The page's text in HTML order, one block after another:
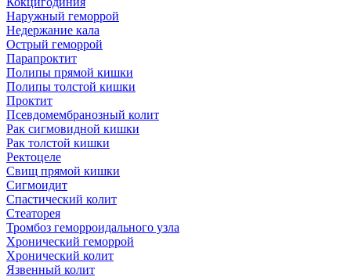
Наружный геморрой
Недержание кала
Острый геморрой
Парапроктит
Полипы прямой кишки
Полипы толстой кишки
Проктит
Псевдомембранозный колит
Рак сигмовидной кишки
Рак толстой кишки
Ректоцеле
Свищ прямой кишки
Сигмоидит
Спастический колит
Стеаторея
Тромбоз геморроидального узла
Хронический геморрой
Хронический колит
Язвенный колит